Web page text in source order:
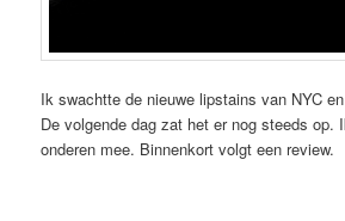
Ik swachtte de nieuwe lipstains van NYC
De volgende dag zat het er nog steeds op.
onderen mee. Binnenkort volgt een review.